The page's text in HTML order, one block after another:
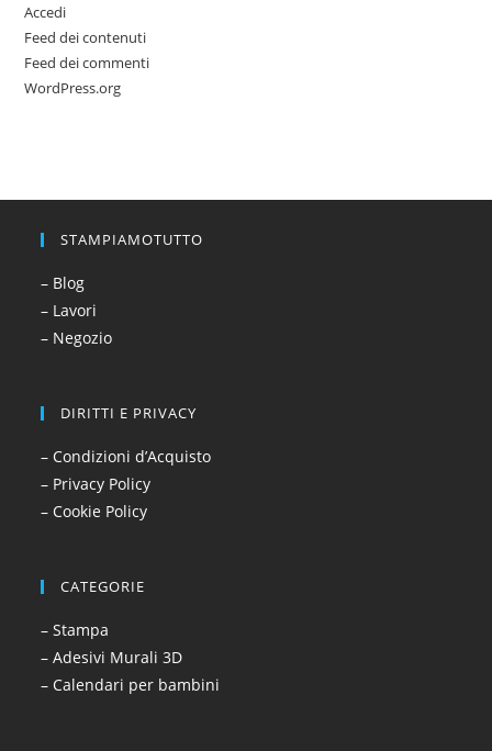
Accedi
Feed dei contenuti
Feed dei commenti
WordPress.org
STAMPIAMOTUTTO
– Blog
– Lavori
– Negozio
DIRITTI E PRIVACY
– Condizioni d’Acquisto
– Privacy Policy
– Cookie Policy
CATEGORIE
– Stampa
– Adesivi Murali 3D
– Calendari per bambini